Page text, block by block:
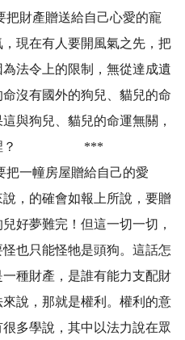
財產贈送給自己心愛的寵
現在有人要開風氣之先，把
法令上的限制，無從達成遺
沒有國外的狗兒、貓兒的命
與狗兒、貓兒的命運無關，
出在那裡？ ***
屋贈給自己的愛
，的確會如報上所說，要贈
好夢難完！但這一切一切，
也只能怪牠是頭狗。這話怎
種財產，是誰有能力支配財
說，那就是權利。權利的意
多學說，其中以法力說在眾